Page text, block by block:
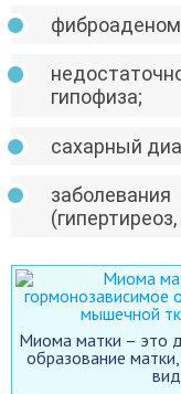
гипофиза;
сахарный
Миома матки – это
образование